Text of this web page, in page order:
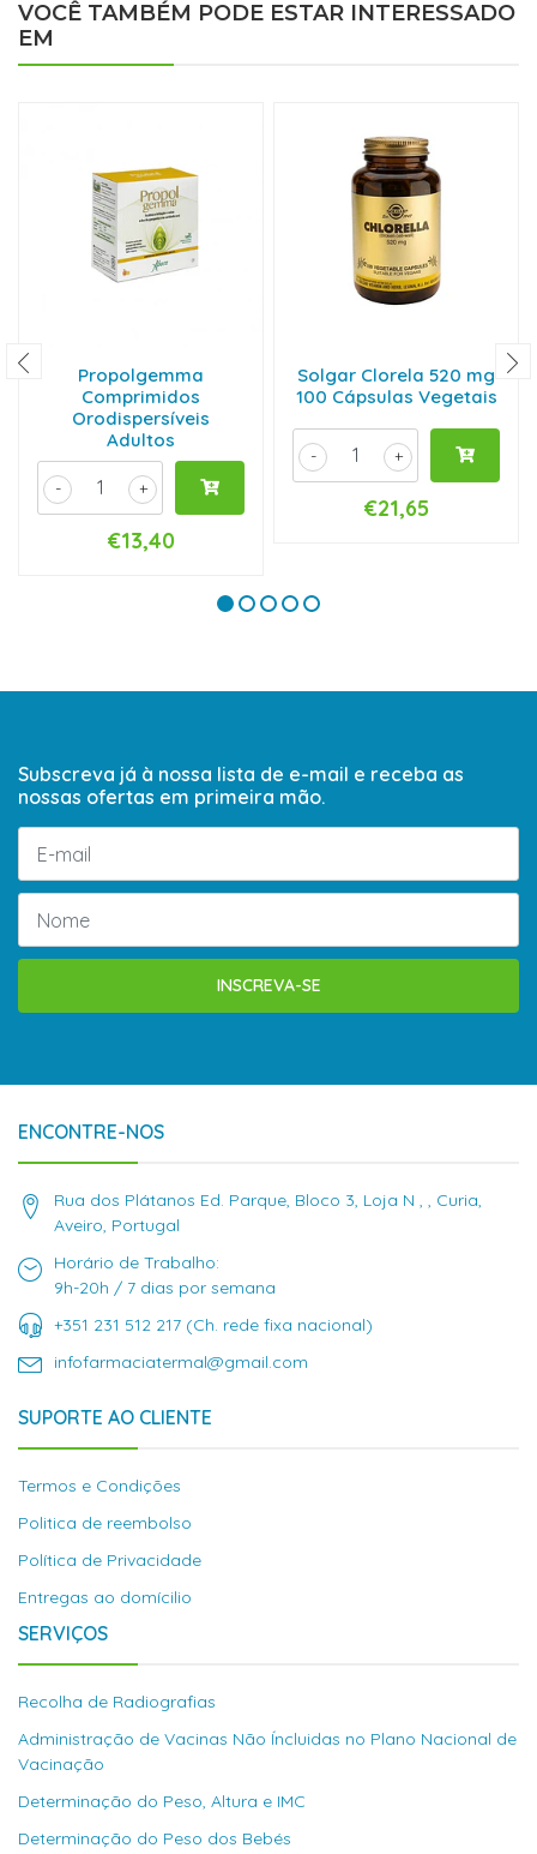
VOCÊ TAMBÉM PODE ESTAR INTERESSADO
EM
Propolgemma
Comprimidos
Orodispersíveis
Adultos
+
-
€13,40
Solgar Clorela 520 mg
100 Cápsulas Vegetais
+
-
€21,65
Subscreva já à nossa lista de e-mail e receba as
nossas ofertas em primeira mão.
INSCREVA-SE
ENCONTRE-NOS
Rua dos Plátanos Ed. Parque, Bloco 3, Loja N , , Curia,
Aveiro, Portugal
Horário de Trabalho:
9h-20h / 7 dias por semana
+351 231 512 217 (Ch. rede fixa nacional)
infofarmaciatermal@gmail.com
SUPORTE AO CLIENTE
Termos e Condições
Politica de reembolso
Política de Privacidade
Entregas ao domícilio
SERVIÇOS
Recolha de Radiografias
Administração de Vacinas Não Íncluidas no Plano Nacional de
Vacinação
Determinação do Peso, Altura e IMC
Determinação do Peso dos Bebés